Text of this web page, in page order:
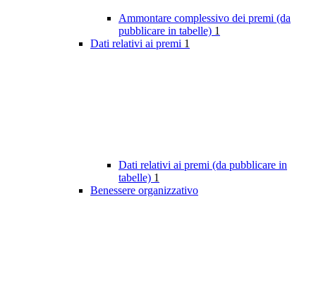
Ammontare complessivo dei premi (da
pubblicare in tabelle) 1
Dati relativi ai premi 1
Dati relativi ai premi (da pubblicare in
tabelle) 1
Benessere organizzativo